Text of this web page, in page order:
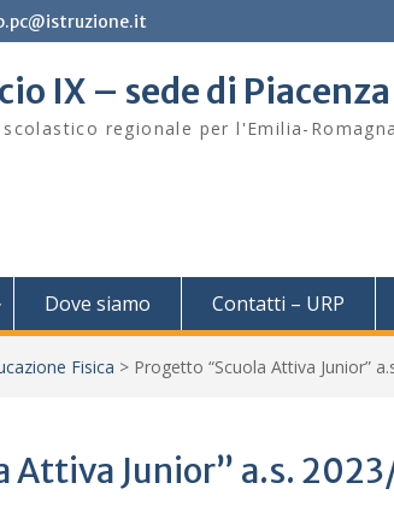
IX – sede di Piacenza
regionale per l'Emilia-Romagna
Dove siamo Contatti – URP
Fisica > Progetto “Scuola Attiva Junior”
Attiva Junior” a.s.